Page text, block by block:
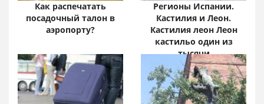
Как распечатать
посадочный талон в
аэропорту?
Регионы Испании.
Кастилия и Леон.
Кастилия леон Леон
кастильо один из
тысячи